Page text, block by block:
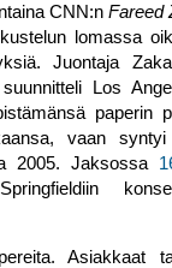
CNN:n Fareed
lomassa
Juontaja
Los
paperin
vaan syntyi
2005. Jaksossa
Asiakkaat